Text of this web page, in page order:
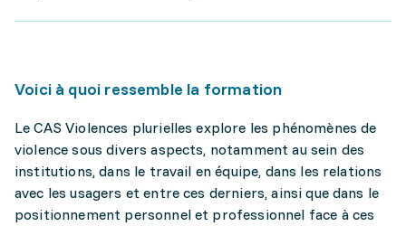
Voici à quoi ressemble la formation
Le CAS Violences plurielles explore les phénomènes de
violence sous divers aspects, notamment au sein des
institutions, dans le travail en équipe, dans les relations
avec les usagers et entre ces derniers, ainsi que dans le
positionnement personnel et professionnel face à ces